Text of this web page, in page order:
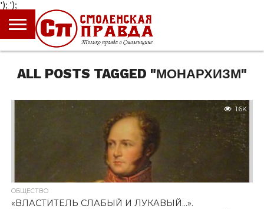
');
ГЛАВНАЯ
НОВОСТИ
ПРОИСШЕСТВИЯ
ПОЛИТИКА
КУЛЬТУРА
ЭКОНОМИКА
ОБЩЕСТВО
БЛОГИ
ALL POSTS TAGGED "МОНАРХИЗМ"
1.6K
ОБЩЕСТВО
«ВЛАСТИТЕЛЬ СЛАБЫЙ И ЛУКАВЫЙ…».
');